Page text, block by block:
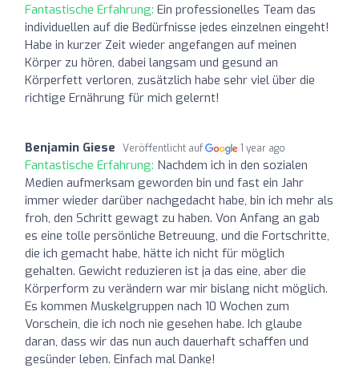
Fantastische Erfahrung: Ein professionelles Team das
individuellen auf die Bedürfnisse jedes einzelnen eingeht!
Habe in kurzer Zeit wieder angefangen auf meinen
Körper zu hören, dabei langsam und gesund an
Körperfett verloren, zusätzlich habe sehr viel über die
richtige Ernährung für mich gelernt!
Benjamin Giese Veröffentlicht auf 1 year ago
Fantastische Erfahrung: Nachdem ich in den sozialen
Medien aufmerksam geworden bin und fast ein Jahr
immer wieder darüber nachgedacht habe, bin ich mehr als
froh, den Schritt gewagt zu haben. Von Anfang an gab
es eine tolle persönliche Betreuung, und die Fortschritte,
die ich gemacht habe, hätte ich nicht für möglich
gehalten. Gewicht reduzieren ist ja das eine, aber die
Körperform zu verändern war mir bislang nicht möglich.
Es kommen Muskelgruppen nach 10 Wochen zum
Vorschein, die ich noch nie gesehen habe. Ich glaube
daran, dass wir das nun auch dauerhaft schaffen und
gesünder leben. Einfach mal Danke!